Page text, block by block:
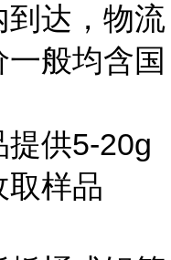
到达，物流
般均含国
提供5-20g
取样品